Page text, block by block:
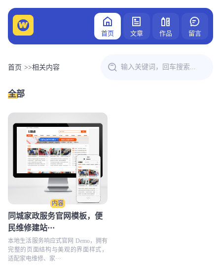
首页 文章 作品 留言
首页 >>相关内容
全部
内容
同城家政服务官网模板，便
民维修建站···
本地生活服务响应式官网 Demo，拥有
完整的页面结构与美观的界面样式，
适配家电维修、家···